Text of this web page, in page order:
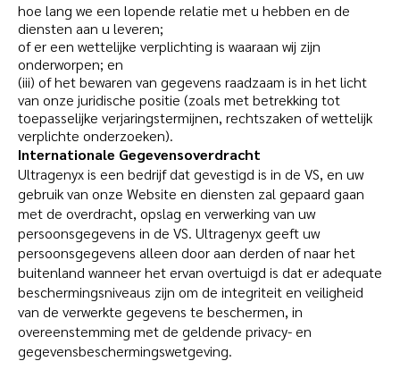
hoe lang we een lopende relatie met u hebben en de
diensten aan u leveren;
of er een wettelijke verplichting is waaraan wij zijn
onderworpen; en
(iii) of het bewaren van gegevens raadzaam is in het licht
van onze juridische positie (zoals met betrekking tot
toepasselijke verjaringstermijnen, rechtszaken of wettelijk
verplichte onderzoeken).
Internationale Gegevensoverdracht
Ultragenyx is een bedrijf dat gevestigd is in de VS, en uw
gebruik van onze Website en diensten zal gepaard gaan
met de overdracht, opslag en verwerking van uw
persoonsgegevens in de VS. Ultragenyx geeft uw
persoonsgegevens alleen door aan derden of naar het
buitenland wanneer het ervan overtuigd is dat er adequate
beschermingsniveaus zijn om de integriteit en veiligheid
van de verwerkte gegevens te beschermen, in
overeenstemming met de geldende privacy- en
gegevensbeschermingswetgeving.